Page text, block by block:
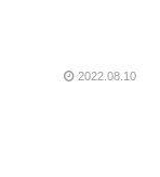
2022.08.10